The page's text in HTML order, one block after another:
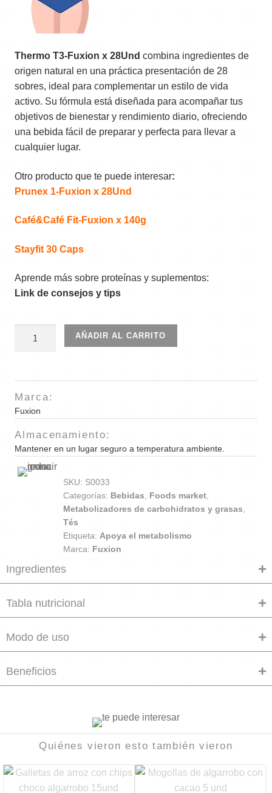
Thermo T3-Fuxion x 28Und combina ingredientes de
origen natural en una práctica presentación de 28
sobres, ideal para complementar un estilo de vida
activo. Su fórmula está diseñada para acompañar tus
objetivos de bienestar y rendimiento diario, ofreciendo
una bebida fácil de preparar y perfecta para llevar a
cualquier lugar.
Otro producto que te puede interesar:
Prunex 1-Fuxion x 28Und
Café&Café Fit-Fuxion x 140g
Stayfit 30 Caps
Aprende más sobre proteínas y suplementos:
Link de consejos y tips
28Und
cantidad
AÑADIR AL CARRITO
Marca:
Fuxion
Almacenamiento:
Mantener en un lugar seguro a temperatura ambiente.
SKU: S0033
Categorías: Bebidas Foods market
Metabolizadores de carbohidratos y grasas
Tés
Etiqueta: Apoya el metabolismo
Marca: Fuxion
Ingredientes
Tabla nutricional
Modo de uso
Beneficios
Quiénes vieron esto también vieron